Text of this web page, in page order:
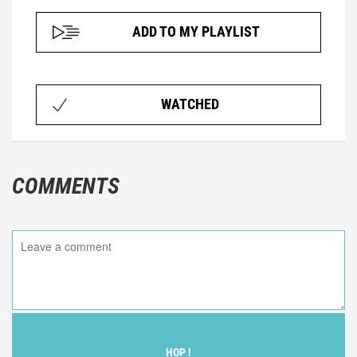
ADD TO MY PLAYLIST
WATCHED
COMMENTS
HOP !